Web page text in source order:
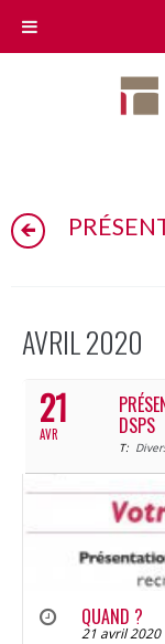
AVRIL 2020
21
AVR DSPS
T:
QUAND ?
21 avril 2020